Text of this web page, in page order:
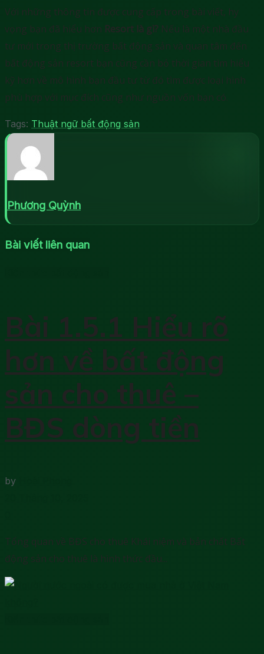
Với những thông tin được cung cấp trong bài viết, hy
vọng bạn đã hiểu hơn Resort là gì? Nếu là một nhà đầu
tư mới trong thị trường bất động sản và quan tâm đến
bất động sản resort bạn cũng cần bỏ thời gian tìm hiểu
kỹ hơn về mô hình bạn đầu tư từ đó tìm được loại hình
phù hợp với mục đích cũng như nguồn vốn bạn có.
Tags: Thuật ngữ bất động sản
Phương Quỳnh
Bài viết liên quan
Bài 1.5.1 Hiểu rõ
hơn về bất động
sản cho thuê –
BĐS dòng tiền
by
Tổng quan về BĐS cho thuê Khái niệm và bản chất Bất
động sản cho thuê là hình thức đầu...